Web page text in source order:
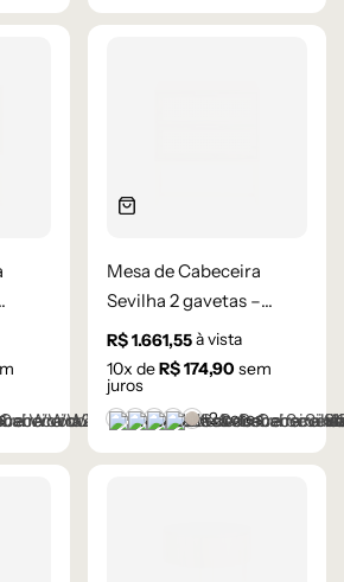
Mesa de Cabeceira
Sevilha 2 gavetas –
Palha Indiana
R$1.661,55à vista
10x deR$174,90 sem
juros
Castanho
Champanhe
Cinza Grafite
Ébano
Lâmina Frapê
+2 cores